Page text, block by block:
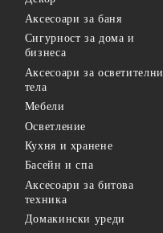
Аксесоари за баня
Сигурност за дома и
бизнеса
Аксесоари за осветителни
тела
Мебели
Осветление
Кухня и хранене
Басейн и спа
Аксесоари за битова
техника
Домакински уреди